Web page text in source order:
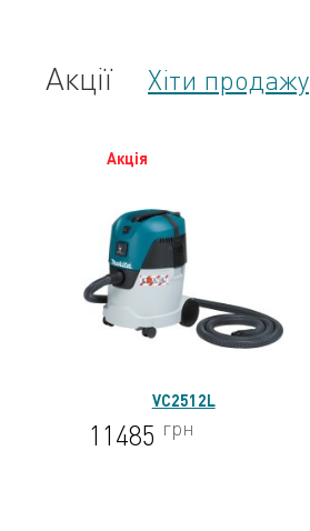
Акції Хіти продажу
Акція
VC2512L
11485 грн